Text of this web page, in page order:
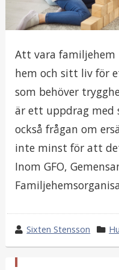
Att vara
hem och sitt liv för
som behöver
är ett uppdrag med
också frågan om
inte minst för att
Inom GFO,
w
r
Sixten Stensson
k
a